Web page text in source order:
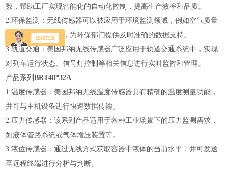
数，帮助工厂实现智能化的自动化控制，提高生产效率和品质。
2.环保监测：无线传感器可以被应用于环境监测领域，例如空气质量
监测、水质检测等，为环保部门提供及时准确的数据支持。
3.轨道交通：美国邦纳无线传感器广泛应用于轨道交通系统中，实现
对列车运行状态、信号灯控制等相关信息进行实时监控和管理。
产品系列BRT48*32A
1.温度传感器：美国邦纳无线温度传感器具有精确的温度测量功能，
并可与主机设备进行快速数据传输。
2.压力传感器：该系列产品适用于各种工业场景下的压力监测需求，
如液体管路系统或气体增压装置等。
3.液位传感器：通过无线方式获取容器中液体的当前水平，并可发送
至远程终端进行分析与判断。